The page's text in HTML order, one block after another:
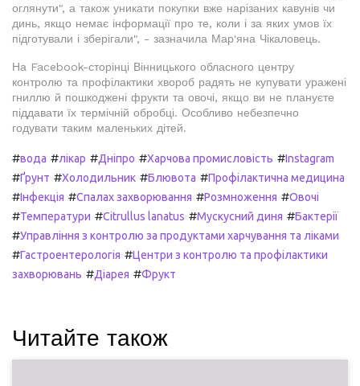
оглянути", а також уникати покупки вже нарізаних кавунів чи
динь, якщо немає інформації про те, коли і за яких умов їх
підготували і зберігали", - зазначила Мар'яна Чікаловець.
На Facebook-сторінці Вінницького обласного центру
контролю та профілактики хвороб радять не купувати уражені
гниллю й пошкоджені фрукти та овочі, якщо ви не плануєте
піддавати їх термічній обробці. Особливо небезпечно
годувати таким маленьких дітей.
#вода #лікар #Дніпро #Харчова промисловість #Instagram
#Ґрунт #Холодильник #Блювота #Профілактична медицина
#Інфекція #Спалах захворювання #Розмноження #Овочі
#Температури #Citrullus lanatus #Мускусний диня #Бактерії
#Управління з контролю за продуктами харчування та ліками
#Гастроентерологія #Центри з контролю та профілактики
захворювань #Діарея #Фрукт
Читайте також